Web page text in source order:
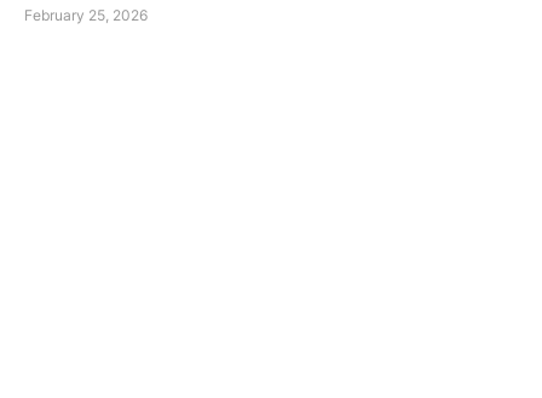
February 25, 2026